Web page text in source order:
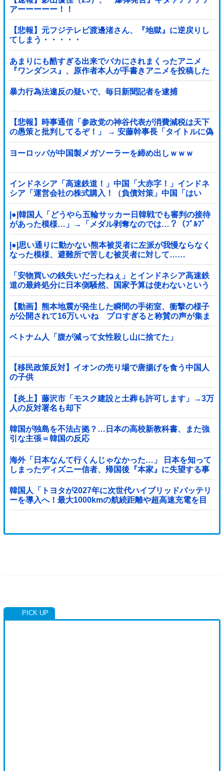
アーーーーー！！
【悲報】元フジテレビ渡邊渚さん、『地獄』に逆戻りし
てしまう・・・・・
あまりにも酷すぎる出来でバカにされまくったアニメ
『ワンダンス』、原作者本人が手書きアニメを投稿した
結果・・・ｗｗｗｗｗｗ他
暴力行為法違反の疑いで、毎日新聞記者を逮捕
【悲報】時事通信「参政党の神谷代表が消費減税は天下
の愚策と批判してるぞ！」 → 安藤幹事長「タイトルに偽
りあり！『参政党は消費税廃止派、減税派』」ｗｗｗｗ
ｗｗｗｗ
ヨーロッパが中国製メガソーラーを締め出しｗｗｗ
インドネシア「高速鉄道！」中国「大赤字！」インドネ
シア「運営会社の株式購入！（負債対策」中国「はい
（巨額負債」インドネシア「700km延伸計画！（実質中
止」→
|●|韓国人「どうやら五輪サッカー日韓戦でも審判の接待
があった模様…」→「メダル剥奪なのでは…？（ﾌﾞﾙﾌﾞ
ﾙ」＝韓国の反応
|●|思い通りに動かない熊本被災者に左派が我慢ならなく
なった模様、避難所で苦しむ被災者に対して……
「安物買いの銭失いだったねぇ」とインドネシア高速鉄
道の最終処分に日本側騒然、国家予算は使わないという
と何が財源なんだ？
【動画】熊本地震が発生した瞬間の手術室、衝撃の様子
が公開されて16万いいね プロすぎると称賛の声が集ま
る
ベトナム人「腹が減って女性殺し山に捨てた」
【移民政策反対】イオンの売り場で唐揚げを食う中国人
の子供
【炎上】藤沢市「モスク建設と土葬も許可します」→3万
人の反対署名も却下
韓国が独島を不法占拠？…日本の高校新教科書、また強
引な主張＝韓国の反応
海外「日本なんて行くんじゃなかった…」 日本を知って
しまったディズニー信者、帰国後『本家』に失望する事
態に
韓国人「トヨタが2027年に次世代ハイブリッドバッテリ
ーを導入へ！最大1000kmの航続距離や超高速充電を目
指す」